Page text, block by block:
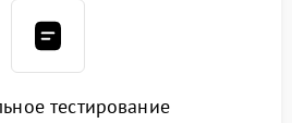
тестирование